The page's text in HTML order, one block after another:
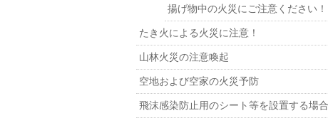
揚げ物中の火災にご注意ください！
たき火による火災に注意！
山林火災の注意喚起
空地および空家の火災予防
飛沫感染防止用のシート等を設置する場